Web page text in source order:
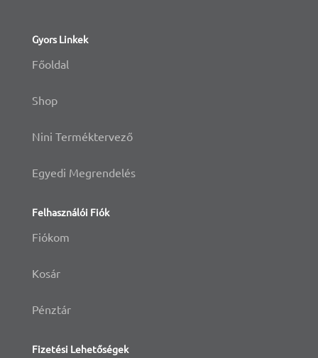
Gyors Linkek
Főoldal
Shop
Nini Terméktervező
Egyedi Megrendelés
Felhasználói Fiók
Fiókom
Kosár
Pénztár
Fizetési Lehetőségek